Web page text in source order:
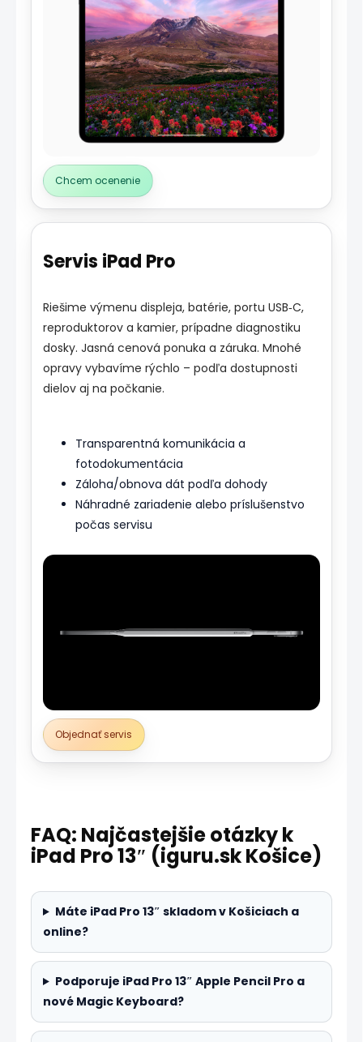
Chcem ocenenie
Servis iPad Pro
Riešime výmenu displeja, batérie, portu USB‑C,
reproduktorov a kamier, prípadne diagnostiku
dosky. Jasná cenová ponuka a záruka. Mnohé
opravy vybavíme rýchlo – podľa dostupnosti
dielov aj na počkanie.
Transparentná komunikácia a
fotodokumentácia
Záloha/obnova dát podľa dohody
Náhradné zariadenie alebo príslušenstvo
počas servisu
Objednať servis
FAQ: Najčastejšie otázky k
iPad Pro 13″ (iguru.sk Košice)
Máte iPad Pro 13″ skladom v Košiciach a
online?
Podporuje iPad Pro 13″ Apple Pencil Pro a
nové Magic Keyboard?